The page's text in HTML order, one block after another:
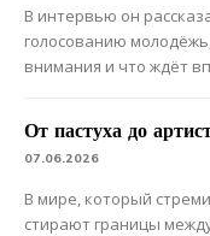
В интервью он
голосованию
внимания и что ждёт
От пастуха до
07.06.2026
В мире, который
стирают границы